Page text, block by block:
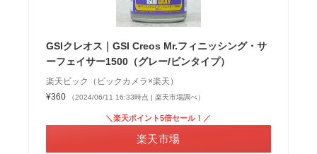
GSIクレオス｜GSI Creos Mr.フィニッシング・サ
ーフェイサー1500（グレー/ビンタイプ）
楽天ビック（ビックカメラ×楽天）
¥360
（2024/06/11 16:33時点 | 楽天市場調べ）
＼楽天ポイント5倍セール！／
楽天市場